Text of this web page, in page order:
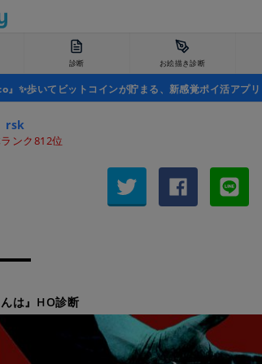
診断 お絵描き診断
』✨歩いてビットコインが貯まる、新感覚ポイ活アプ
ンク812位
は』HO診断